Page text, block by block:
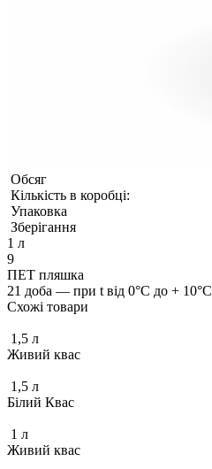
Обсяг
Кількість в коробці:
Упаковка
Зберігання
1 л
9
ПЕТ пляшка
21 доба — при t від 0°С до + 10°С
Схожі товари
1,5 л
Живий квас
1,5 л
Білий Квас
1 л
Живий квас